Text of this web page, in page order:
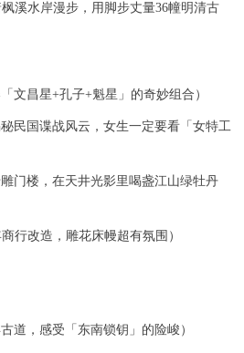
溪水岸漫步，用脚步丈量36幢明清古
文昌星+孔子+魁星」的奇妙组合）
民国谍战风云，女生一定要看「女特工
门楼，在天井光影里喝盏江山绿牡丹
行改造，雕花床幔超有氛围）
道，感受「东南锁钥」的险峻）